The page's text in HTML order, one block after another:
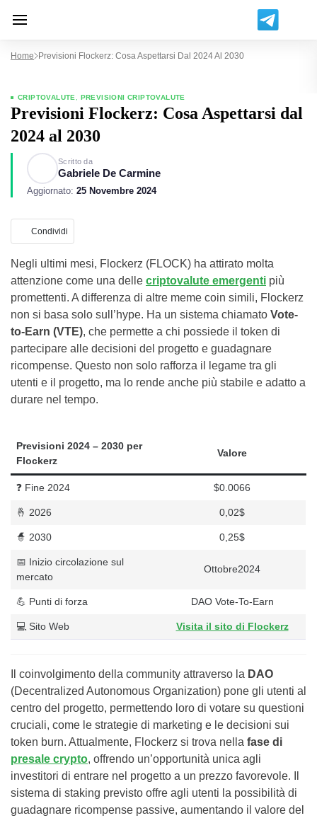
Home Previsioni Flockerz: Cosa Aspettarsi Dal 2024 Al 2030
CRIPTOVALUTE PREVISIONI CRIPTOVALUTE
Previsioni Flockerz: Cosa Aspettarsi dal
2024 al 2030
Scritto da
Gabriele De Carmine
Aggiornato: 25 Novembre 2024
Condividi
Negli ultimi mesi, Flockerz (FLOCK) ha attirato molta
attenzione come una delle criptovalute emergenti più
promettenti. A differenza di altre meme coin simili, Flockerz
non si basa solo sull’hype. Ha un sistema chiamato Vote-
to-Earn (VTE), che permette a chi possiede il token di
partecipare alle decisioni del progetto e guadagnare
ricompense. Questo non solo rafforza il legame tra gli
utenti e il progetto, ma lo rende anche più stabile e adatto a
durare nel tempo.
Previsioni 2024 – 2030 per
Flockerz
Valore
❓ Fine 2024 $0.0066
🤞 2026 0,02$
🧙 2030 0,25$
📅 Inizio circolazione sul
mercato
Ottobre2024
💪 Punti di forza DAO Vote-To-Earn
💻 Sito Web Visita il sito di Flockerz
Il coinvolgimento della community attraverso la DAO
(Decentralized Autonomous Organization) pone gli utenti al
centro del progetto, permettendo loro di votare su questioni
cruciali, come le strategie di marketing e le decisioni sui
token burn. Attualmente, Flockerz si trova nella fase di
presale crypto, offrendo un’opportunità unica agli
investitori di entrare nel progetto a un prezzo favorevole. Il
sistema di staking previsto offre agli utenti la possibilità di
guadagnare ricompense passive, aumentando il valore del